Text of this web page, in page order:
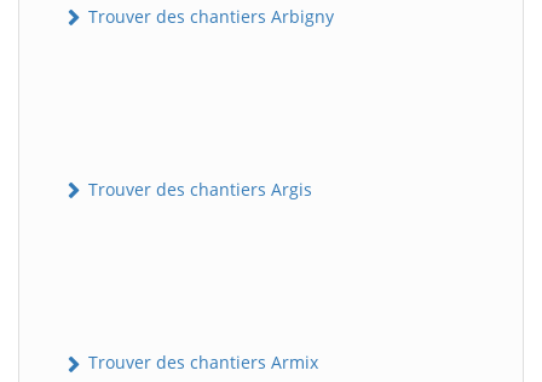
Trouver des chantiers Arbigny
Trouver des chantiers Argis
Trouver des chantiers Armix